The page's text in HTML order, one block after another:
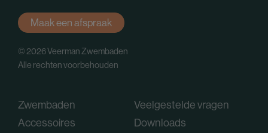
Maak een afspraak
© 2026 Veerman Zwembaden
Alle rechten voorbehouden
Zwembaden
Accessoires
Veelgestelde vragen
Downloads